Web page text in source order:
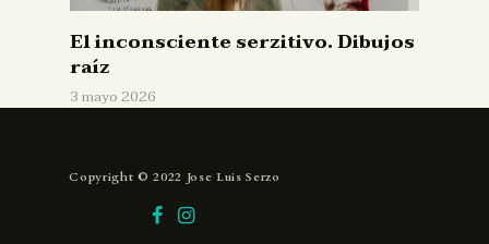
El inconsciente serzitivo. Dibujos
raíz
3 mayo 2026
Copyright © 2022 Jose Luis Serzo